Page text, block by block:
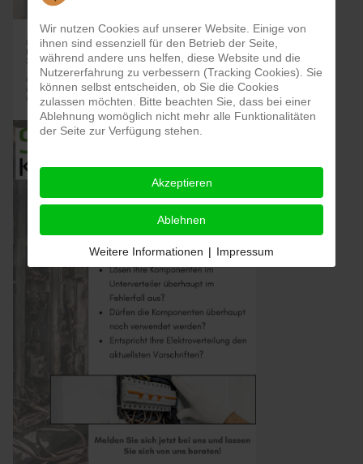
Wir nutzen Cookies auf unserer Website. Einige von
ihnen sind essenziell für den Betrieb der Seite,
während andere uns helfen, diese Website und die
Nutzererfahrung zu verbessern (Tracking Cookies). Sie
können selbst entscheiden, ob Sie die Cookies
zulassen möchten. Bitte beachten Sie, dass bei einer
Ablehnung womöglich nicht mehr alle Funktionalitäten
der Seite zur Verfügung stehen.
Akzeptieren
Ablehnen
Weitere Informationen | Impressum